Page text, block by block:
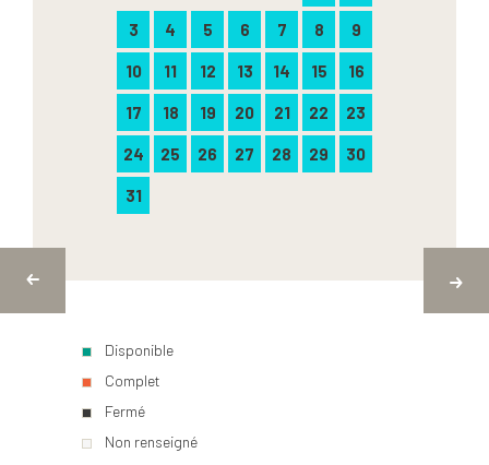
3 4 5 6 7 8 9
10 11 12 13 14 15 16
17 18 19 20 21 22 23
24 25 26 27 28 29 30
31
Disponible
Complet
Fermé
Non renseigné